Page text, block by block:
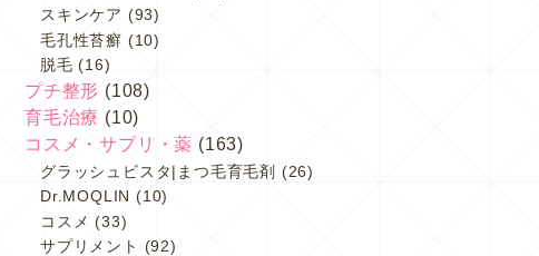
スキンケア (93)
毛孔性苔癬 (10)
脱毛 (16)
プチ整形 (108)
育毛治療 (10)
コスメ・サプリ・薬 (163)
グラッシュビスタ|まつ毛育毛剤
(26)
Dr.MOQLIN (10)
コスメ (33)
サプリメント
(92)